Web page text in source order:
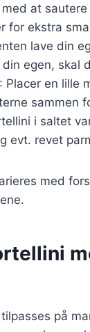
at
for ekstra
lave din
egen, skal
: Placer en lille
sammen
i saltet
evt. revet
med
på